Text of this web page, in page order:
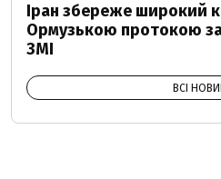
Іран збереже широкий
Ормузькою протокою
ЗМІ
ВСІ